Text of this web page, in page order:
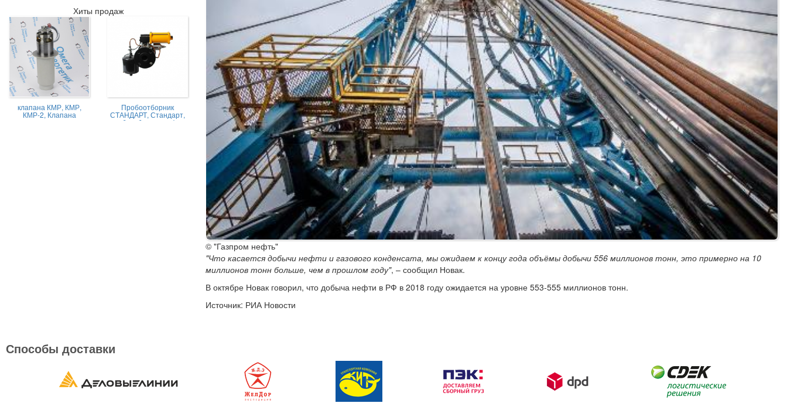
© "Газпром нефть"
"Что касается добычи нефти и газового конденсата, мы ожидаем к концу года объёмы добычи 556 миллионов тонн, это примерно на 10
миллионов тонн больше, чем в прошлом году", – сообщил Новак.
В октябре Новак говорил, что добыча нефти в РФ в 2018 году ожидается на уровне 553-555 миллионов тонн.
Источник: РИА Новости
Хиты продаж
клапана КМР, КМР,
КМР-2, Клапана
магниторегулируемые
Пробоотборник
СТАНДАРТ, Стандарт,
пробоотборник нефти,
Способы доставки